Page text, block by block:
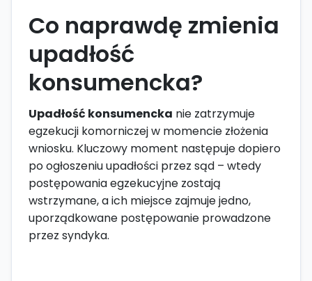
Co naprawdę zmienia
upadłość
konsumencka?
Upadłość konsumencka nie zatrzymuje
egzekucji komorniczej w momencie złożenia
wniosku. Kluczowy moment następuje dopiero
po ogłoszeniu upadłości przez sąd – wtedy
postępowania egzekucyjne zostają
wstrzymane, a ich miejsce zajmuje jedno,
uporządkowane postępowanie prowadzone
przez syndyka.